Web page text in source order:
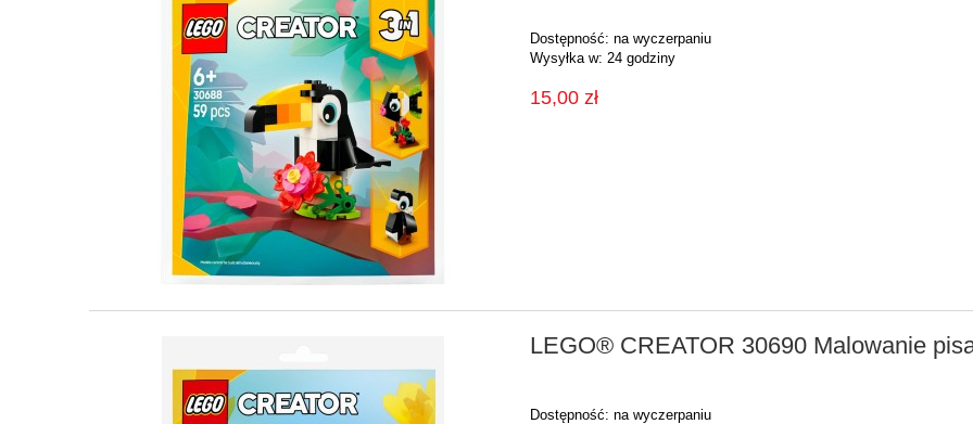
Dostępność: na wyczerpaniu
Wysyłka w: 24 godziny
15,00 zł
LEGO® CREATOR 30690 Malowanie
Dostępność: na wyczerpaniu